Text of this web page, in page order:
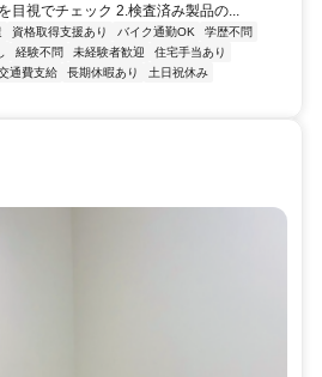
目視でチェック 2.検査済み製品の...
資格取得支援あり バイク通勤OK
学歴不問
経験不問 未経験者歓迎
住宅手当あり
通費支給 長期休暇あり
土日祝休み